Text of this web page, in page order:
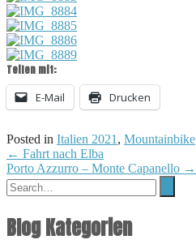
Teilen mit:
E-Mail
Drucken
Posted in Italien 2021 , Mountainbike
Post
navigation
← Fahrt nach Elba
Porto Azzurro – Monte Capanello →
Blog Kategorien